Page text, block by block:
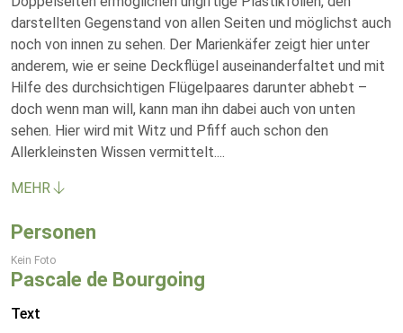
darstellten Gegenstand von allen Seiten und möglichst auch
noch von innen zu sehen. Der Marienkäfer zeigt hier unter
anderem, wie er seine Deckflügel auseinanderfaltet und mit
Hilfe des durchsichtigen Flügelpaares darunter abhebt –
doch wenn man will, kann man ihn dabei auch von unten
sehen. Hier wird mit Witz und Pfiff auch schon den
Allerkleinsten Wissen vermittelt....
MEHR
Personen
Kein Foto
Pascale de Bourgoing
Text